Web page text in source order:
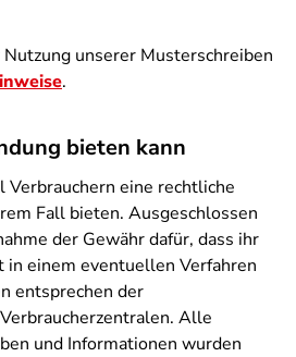
unserer Musterschreiben
.
bieten kann
eine rechtliche
Fall bieten. Ausgeschlossen
der Gewähr dafür, dass ihr
in einem eventuellen Verfahren
entsprechen der
Alle
und Informationen wurden